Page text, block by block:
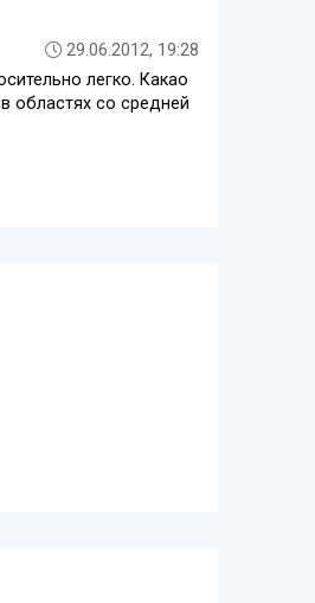
29.06.2012, 19:28
легко. Какао
областях со средней